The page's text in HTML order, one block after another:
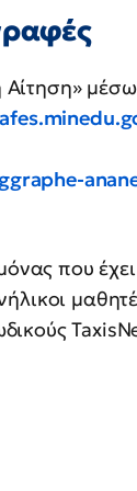
που έχει